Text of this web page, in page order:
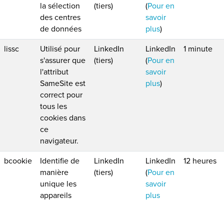
la sélection
des centres
de données
(tiers)
(Pour en
savoir
plus)
lissc
Utilisé pour
s'assurer que
l'attribut
SameSite est
correct pour
tous les
cookies dans
ce
navigateur.
LinkedIn
(tiers)
LinkedIn
(Pour en
savoir
plus)
1 minute
bcookie
Identifie de
manière
unique les
appareils
LinkedIn
(tiers)
LinkedIn
(Pour en
savoir
plus
12 heures